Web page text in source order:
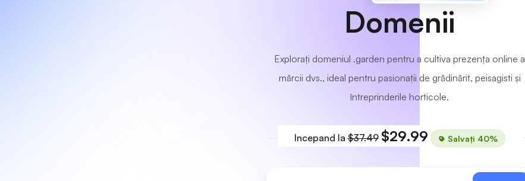
Domenii
Explorați domeniul .garden pentru a cultiva prezența online a
mărcii dvs., ideal pentru pasionații de grădinărit, peisagisti și
întreprinderile horticole.
Incepand la$37.49 $29.99 Salvați 40%